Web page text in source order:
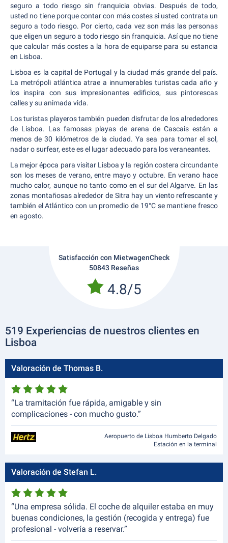
seguro a todo riesgo sin franquicia obvias. Después de todo,
usted no tiene porque contar con más costes si usted contrata un
seguro a todo riesgo. Por cierto, cada vez son más las personas
que eligen un seguro a todo riesgo sin franquicia. Así que no tiene
que calcular más costes a la hora de equiparse para su estancia
en Lisboa.
Lisboa es la capital de Portugal y la ciudad más grande del país.
La metrópoli atlántica atrae a innumerables turistas cada año y
los inspira con sus impresionantes edificios, sus pintorescas
calles y su animada vida.
Los turistas playeros también pueden disfrutar de los alrededores
de Lisboa. Las famosas playas de arena de Cascais están a
menos de 30 kilómetros de la ciudad. Ya sea para tomar el sol,
nadar o surfear, este es el lugar adecuado para los veraneantes.
La mejor época para visitar Lisboa y la región costera circundante
son los meses de verano, entre mayo y octubre. En verano hace
mucho calor, aunque no tanto como en el sur del Algarve. En las
zonas montañosas alrededor de Sitra hay un viento refrescante y
también el Atlántico con un promedio de 19°C se mantiene fresco
en agosto.
Satisfacción con MietwagenCheck
50843 Reseñas
4.8/5
519 Experiencias de nuestros clientes en
Lisboa
Valoración de Thomas B.
“La tramitación fue rápida, amigable y sin
complicaciones - con mucho gusto.”
Aeropuerto de Lisboa Humberto Delgado
Estación en la terminal
Valoración de Stefan L.
“Una empresa sólida. El coche de alquiler estaba en muy
buenas condiciones, la gestión (recogida y entrega) fue
profesional - volvería a reservar.”